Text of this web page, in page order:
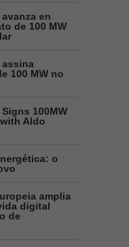
en
de 100 MW
assina
100 MW no
100MW
Aldo
o
amplia
digital
de